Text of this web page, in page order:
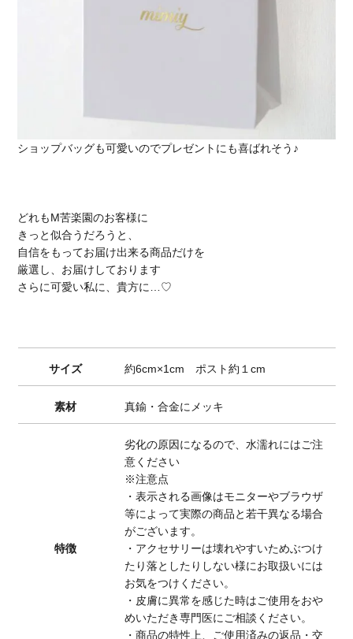
ショップバッグも可愛いのでプレゼントにも喜ばれそう♪
どれもM苦楽園のお客様に
きっと似合うだろうと、
自信をもってお届け出来る商品だけを
厳選し、お届けしております
さらに可愛い私に、貴方に…♡
サイズ 約6cm×1cm ポスト約１cm
素材 真鍮・合金にメッキ
特徴
劣化の原因になるので、水濡れにはご注
意ください
※注意点
・表示される画像はモニターやブラウザ
等によって実際の商品と若干異なる場合
がございます。
・アクセサリーは壊れやすいためぶつけ
たり落としたりしない様にお取扱いには
お気をつけください。
・皮膚に異常を感じた時はご使用をおや
めいただき専門医にご相談ください。
・商品の特性上、ご使用済みの返品・交